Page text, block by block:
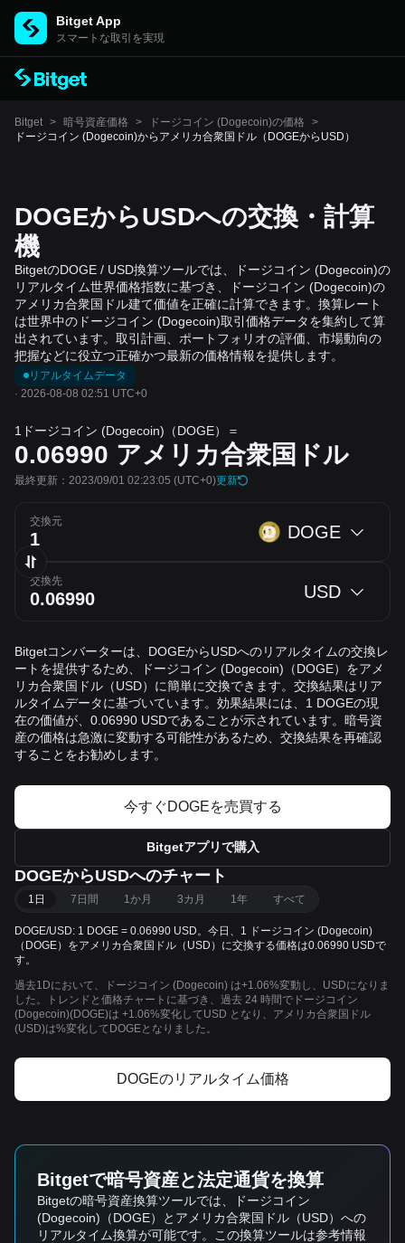
Bitget App
スマートな取引を実現
Bitget > 暗号資産価格 > ドージコイン (Dogecoin)の価格
>
ドージコイン (Dogecoin)からアメリカ合衆国ドル（DOGEからUSD）
DOGEからUSDへの交換・計算
機
BitgetのDOGE / USD換算ツールでは、ドージコイン (Dogecoin)の
リアルタイム世界価格指数に基づき、ドージコイン (Dogecoin)の
アメリカ合衆国ドル建て価値を正確に計算できます。換算レート
は世界中のドージコイン (Dogecoin)取引価格データを集約して算
出されています。取引計画、ポートフォリオの評価、市場動向の
把握などに役立つ正確かつ最新の価格情報を提供します。
リアルタイムデータ
· 2026-08-08 02:51 UTC+0
1ドージコイン (Dogecoin)（DOGE）＝
0.06990 アメリカ合衆国ドル
最終更新：2023/09/01 02:23:05 (UTC+0)更新
交換元
DOGE
交換先
USD
Bitgetコンバーターは、DOGEからUSDへのリアルタイムの交換レ
ートを提供するため、ドージコイン (Dogecoin)（DOGE）をアメ
リカ合衆国ドル（USD）に簡単に交換できます。交換結果はリア
ルタイムデータに基づいています。効果結果には、1 DOGEの現
在の価値が、0.06990 USDであることが示されています。暗号資
産の価格は急激に変動する可能性があるため、交換結果を再確認
することをお勧めします。
今すぐDOGEを売買する
Bitgetアプリで購入
DOGEからUSDへのチャート
1日 7日間 1か月 3カ月 1年 すべて
DOGE/USD: 1 DOGE = 0.06990 USD。今日、1 ドージコイン (Dogecoin)
（DOGE）をアメリカ合衆国ドル（USD）に交換する価格は0.06990 USDで
す。
過去1Dにおいて、ドージコイン (Dogecoin) は+1.06%変動し、USDになりま
した。トレンドと価格チャートに基づき、過去 24 時間でドージコイン
(Dogecoin)(DOGE)は +1.06%変化してUSD となり、アメリカ合衆国ドル
(USD)は%変化してDOGEとなりました。
DOGEのリアルタイム価格
Bitgetで暗号資産と法定通貨を換算
Bitgetの暗号資産換算ツールでは、ドージコイン
(Dogecoin)（DOGE）とアメリカ合衆国ドル（USD）への
リアルタイム換算が可能です。この換算ツールは参考情報